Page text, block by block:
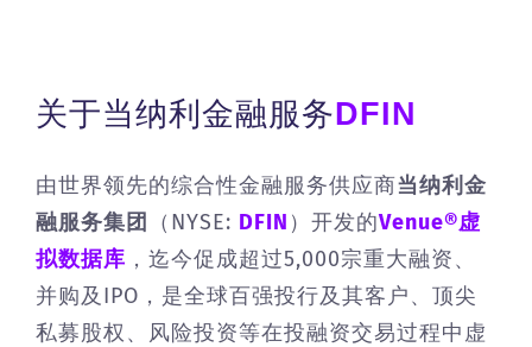
关于当纳利金融服务DFIN
由世界领先的综合性金融服务供应商当纳利金
融服务集团 （NYSE: DFIN ）开发的Venue®虚
拟数据库 ，迄今促成超过5,000宗重大融资、
并购及IPO，是全球百强投行及其客户、顶尖
私募股权、风险投资等在投融资交易过程中虚